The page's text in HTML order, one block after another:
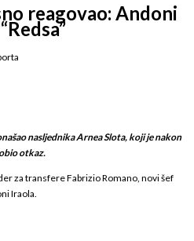
reagovao: Andoni
nasljednika Arnea Slota, koji je nakon
otkaz.
za transfere Fabrizio Romano, novi šef
Iraola.